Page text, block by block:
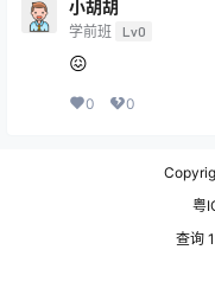
小胡胡
学前班 Lv0
😖
0 0
粤
查询